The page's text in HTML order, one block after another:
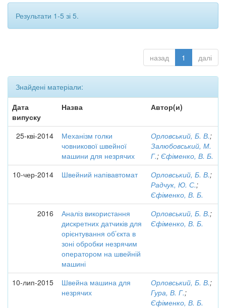
Результати 1-5 зі 5.
назад 1 далі
Знайдені матеріали:
Дата
випуску
Назва Автор(и)
25-кві-2014
Механізм голки
човникової швейної
машини для незрячих
Орловський, Б. В.;
Залюбовський, М.
Г.; Єфіменко, В. Б.
10-чер-2014
Швейний напівавтомат Орловський, Б. В.;
Радчук, Ю. С.;
Єфіменко, В. Б.
2016
Аналіз використання
дискретних датчиків для
орієнтування об’єкта в
зоні обробки незрячим
оператором на швейній
машині
Орловський, Б. В.;
Єфіменко, В. Б.
10-лип-2015
Швейна машина для
незрячих
Орловський, Б. В.;
Гура, В. Г.;
Єфіменко, В. Б.